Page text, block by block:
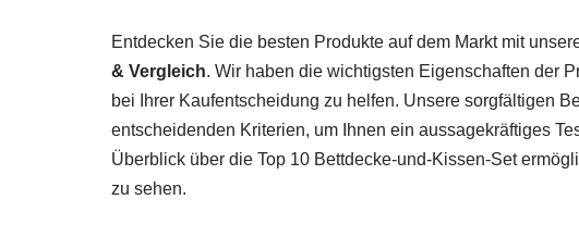
Entdecken Sie die besten Produkte auf dem Markt mit
& Vergleich. Wir haben die wichtigsten Eigenschaften der
bei Ihrer Kaufentscheidung zu helfen. Unsere sorgfältigen
entscheidenden Kriterien, um Ihnen ein aussagekräftiges
Überblick über die Top 10 Bettdecke-und-Kissen-Set
zu sehen.